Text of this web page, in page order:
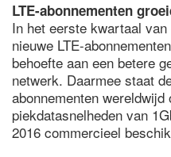
LTE-abonnementen
In het eerste kwartaal
nieuwe LTE-
behoefte aan een betere
netwerk. Daarmee staat
abonnementen
piekdatasnelheden van
2016 commercieel